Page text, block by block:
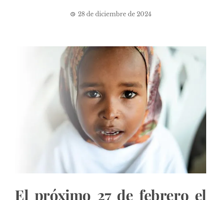
28 de diciembre de 2024
El próximo 27 de febrero el